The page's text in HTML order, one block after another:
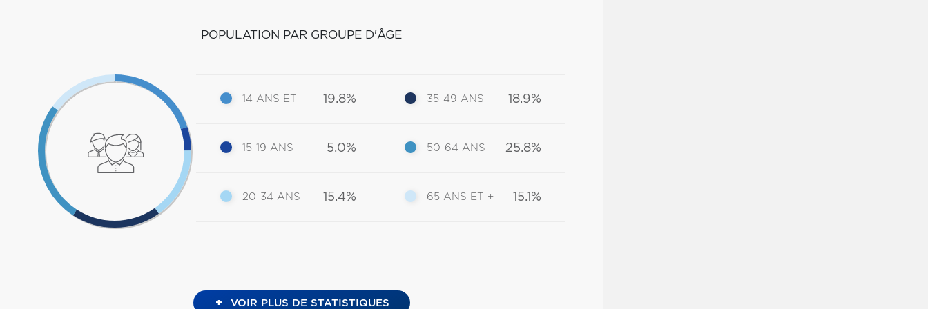
POPULATION PAR GROUPE D'ÂGE
14 ANS ET - 19.8%
15-19 ANS 5.0%
20-34 ANS 15.4%
35-49 ANS 18.9%
50-64 ANS 25.8%
65 ANS ET + 15.1%
+ VOIR PLUS DE STATISTIQUES